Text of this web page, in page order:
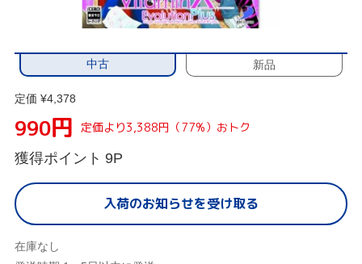
中古 新品
定価 ¥4,378
990円 定価より3,388円（77%）おトク
獲得ポイント 9P
入荷のお知らせを受け取る
在庫なし